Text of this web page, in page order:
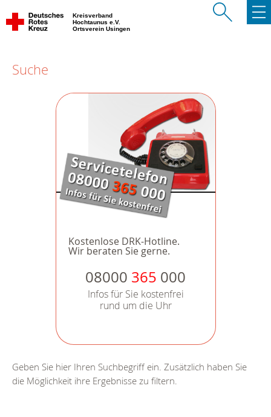
Kreisverband
Hochtaunus e.V.
Ortsverein Usingen
Suche
Kostenlose DRK-Hotline.
Wir beraten Sie gerne.
08000 365 000
Infos für Sie kostenfrei
rund um die Uhr
Geben Sie hier Ihren Suchbegriff ein. Zusätzlich haben Sie
die Möglichkeit ihre Ergebnisse zu filtern.